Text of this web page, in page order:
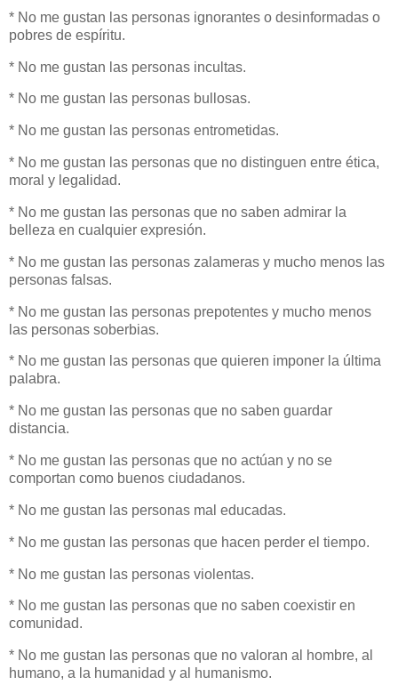
* No me gustan las personas ignorantes o desinformadas o
pobres de espíritu.
* No me gustan las personas incultas.
* No me gustan las personas bullosas.
* No me gustan las personas entrometidas.
* No me gustan las personas que no distinguen entre ética,
moral y legalidad.
* No me gustan las personas que no saben admirar la
belleza en cualquier expresión.
* No me gustan las personas zalameras y mucho menos las
personas falsas.
* No me gustan las personas prepotentes y mucho menos
las personas soberbias.
* No me gustan las personas que quieren imponer la última
palabra.
* No me gustan las personas que no saben guardar
distancia.
* No me gustan las personas que no actúan y no se
comportan como buenos ciudadanos.
* No me gustan las personas mal educadas.
* No me gustan las personas que hacen perder el tiempo.
* No me gustan las personas violentas.
* No me gustan las personas que no saben coexistir en
comunidad.
* No me gustan las personas que no valoran al hombre, al
humano, a la humanidad y al humanismo.